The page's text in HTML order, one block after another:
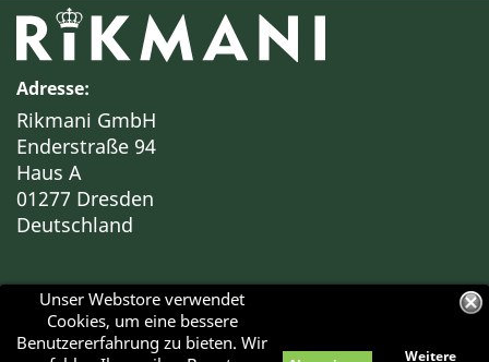
Unser Webstore verwendet
Cookies, um eine bessere
Benutzererfahrung zu bieten. Wir
Weitere
Adresse:
Rikmani GmbH
Enderstraße 94
Haus A
01277 Dresden
Deutschland